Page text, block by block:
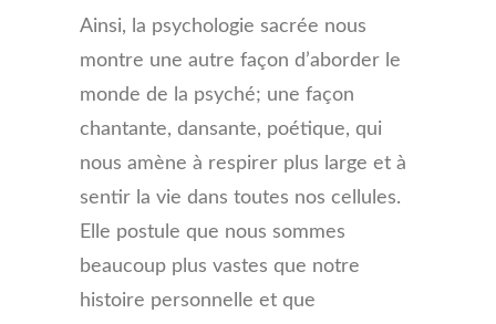
Ainsi, la psychologie sacrée nous
montre une autre façon d’aborder le
monde de la psyché; une façon
chantante, dansante, poétique, qui
nous amène à respirer plus large et à
sentir la vie dans toutes nos cellules.
Elle postule que nous sommes
beaucoup plus vastes que notre
histoire personnelle et que